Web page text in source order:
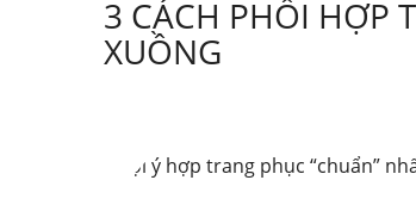
3 CÁCH PHỐI HỢP
XUỒNG
3 gợi ý hợp trang phục “chuẩn”